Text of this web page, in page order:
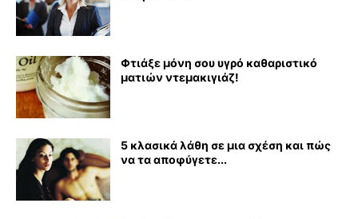
Φτιάξε μόνη σου υγρό καθαριστικό
ματιών ντεμακιγιάζ!
5 κλασικά λάθη σε μια σχέση και πώς
να τα αποφύγετε...